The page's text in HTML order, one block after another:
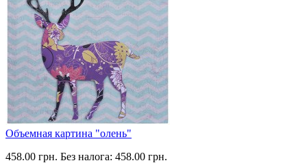
Объемная картина "олень"
458.00 грн. Без налога: 458.00 грн.